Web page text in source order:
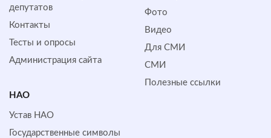
депутатов
Контакты
Тесты и опросы
Администрация сайта
Фото
Видео
Для СМИ
СМИ
Полезные ссылки
НАО
Устав НАО
Государственные символы